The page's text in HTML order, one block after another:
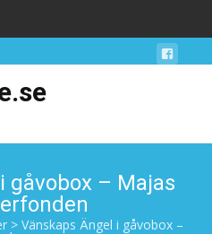
gåvobox – Majas
> Vänskaps Ängel i gåvobox –